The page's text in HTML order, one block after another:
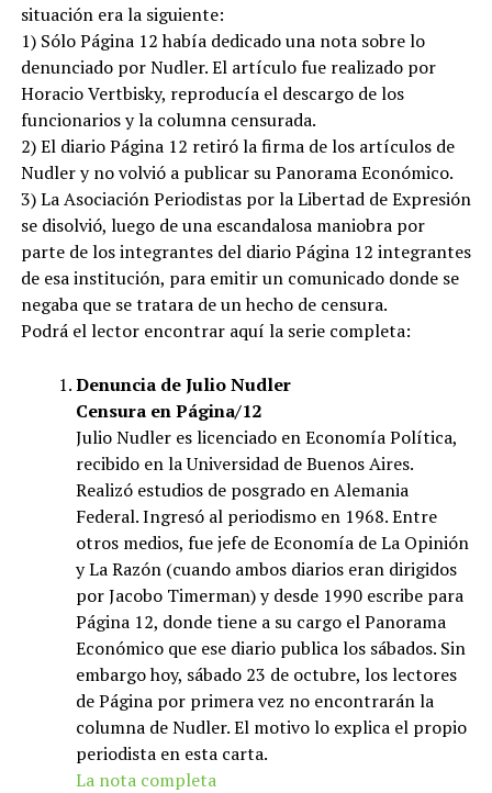
situación era la siguiente:
1) Sólo Página 12 había dedicado una nota sobre lo
denunciado por Nudler. El artículo fue realizado por
Horacio Vertbisky, reproducía el descargo de los
funcionarios y la columna censurada.
2) El diario Página 12 retiró la firma de los artículos de
Nudler y no volvió a publicar su Panorama Económico.
3) La Asociación Periodistas por la Libertad de Expresión
se disolvió, luego de una escandalosa maniobra por
parte de los integrantes del diario Página 12 integrantes
de esa institución, para emitir un comunicado donde se
negaba que se tratara de un hecho de censura.
Podrá el lector encontrar aquí la serie completa:
Denuncia de Julio Nudler
Censura en Página/12
Julio Nudler es licenciado en Economía Política,
recibido en la Universidad de Buenos Aires.
Realizó estudios de posgrado en Alemania
Federal. Ingresó al periodismo en 1968. Entre
otros medios, fue jefe de Economía de La Opinión
y La Razón (cuando ambos diarios eran dirigidos
por Jacobo Timerman) y desde 1990 escribe para
Página 12, donde tiene a su cargo el Panorama
Económico que ese diario publica los sábados. Sin
embargo hoy, sábado 23 de octubre, los lectores
de Página por primera vez no encontrarán la
columna de Nudler. El motivo lo explica el propio
periodista en esta carta.
La nota completa